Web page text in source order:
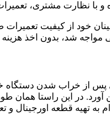
نظارت مشتری، تعمیرات
خود از کیفیت
مواجه شد، بدون اخذ
پس از خراب شدن
آورد. در این راستا
به تهیه قطعه اورجینال